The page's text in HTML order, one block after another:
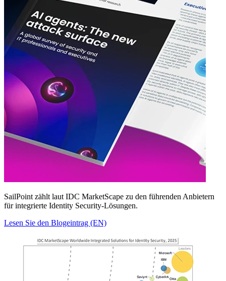
SailPoint zählt laut IDC MarketScape zu den führenden Anbietern
für integrierte Identity Security‑Lösungen.
Lesen Sie den Blogeintrag (EN)